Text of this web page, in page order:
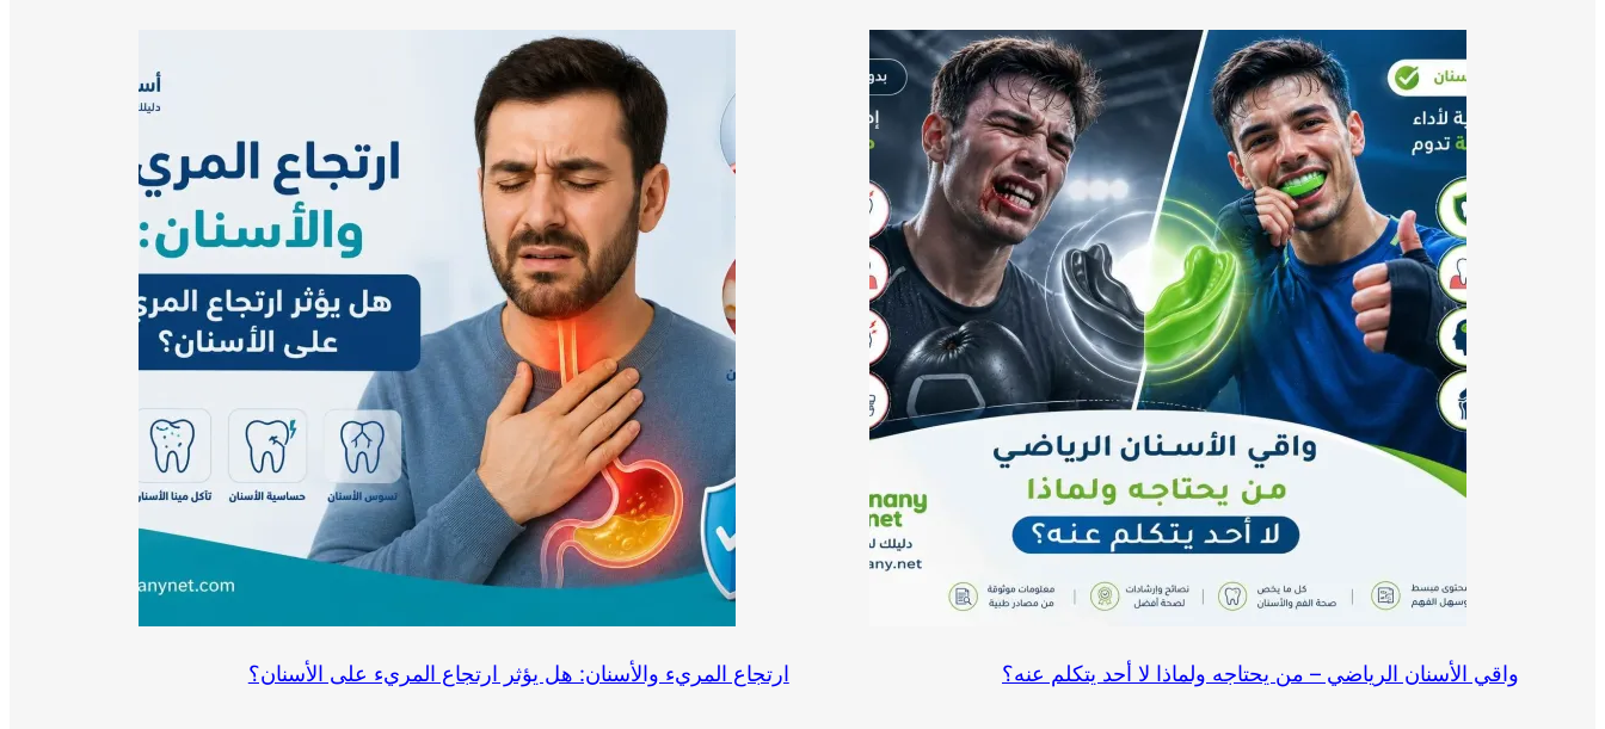
واقي الأسنان الرياضي – من يحتاجه ولماذا لا أحد يتكلم عنه؟ ارتجاع المريء والأسنان: هل يؤثر ارتجاع المريء على الأسنان؟